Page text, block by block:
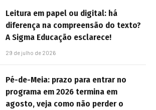
Leitura em papel ou digital: há
diferença na compreensão do texto?
A Sigma Educação esclarece!
29 de julho de 2026
Pé-de-Meia: prazo para entrar no
programa em 2026 termina em
agosto, veja como não perder o